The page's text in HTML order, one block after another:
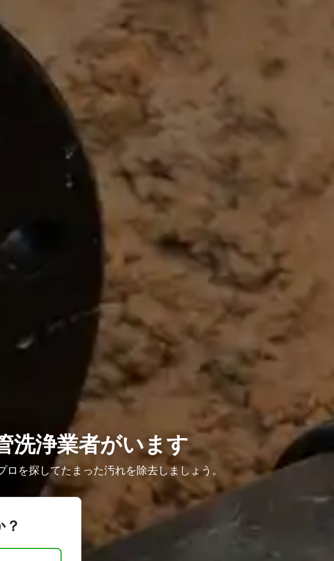
洗浄業者がいます
を探してたまった汚れを除去しましょう。